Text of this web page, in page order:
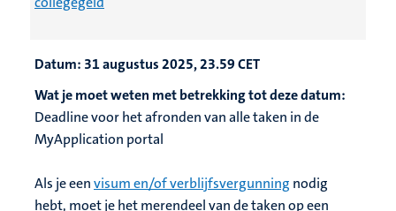
Datum: 31 augustus 2025, 23.59 CET
Wat je moet weten met betrekking tot deze datum:
Deadline voor het afronden van alle taken in de
MyApplication portal
Als je eenvisum en/of verblijfsvergunning nodig
hebt, moet je het merendeel van de taken op een